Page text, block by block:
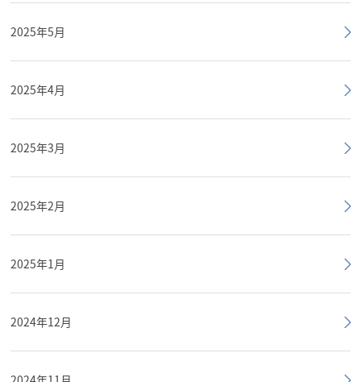
2025年5月
2025年4月
2025年3月
2025年2月
2025年1月
2024年12月